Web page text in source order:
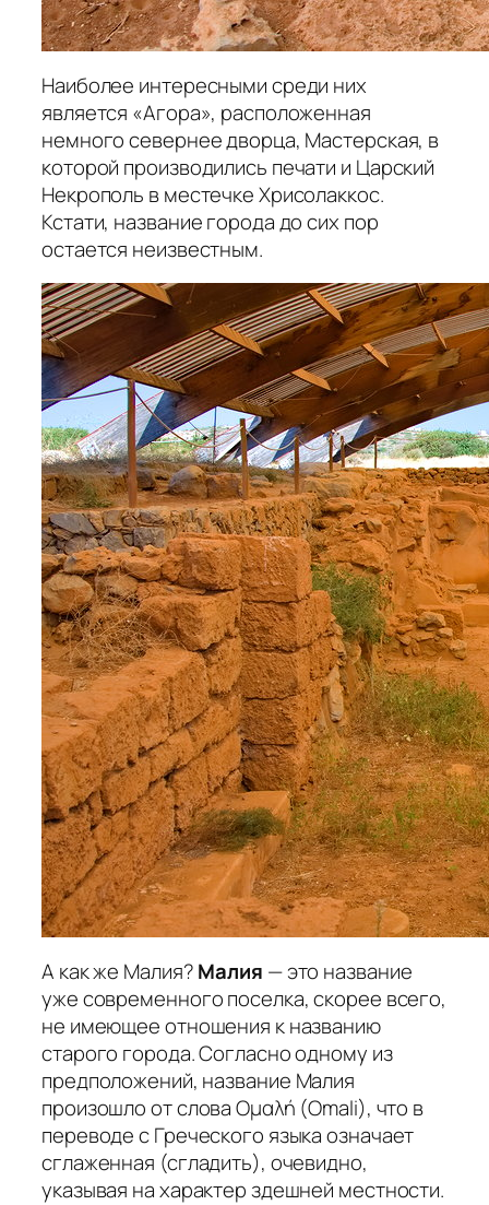
Наиболее интересными среди них
является «Агора», расположенная
немного севернее дворца, Мастерская, в
которой производились печати и Царский
Некрополь в местечке Хрисолаккос.
Кстати, название города до сих пор
остается неизвестным.
А как же Малия?Малия — это название
уже современного поселка, скорее всего,
не имеющее отношения к названию
старого города. Согласно одному из
предположений, название Малия
произошло от слова Ομαλή (Omali), что в
переводе с Греческого языка означает
сглаженная (сгладить), очевидно,
указывая на характер здешней местности.